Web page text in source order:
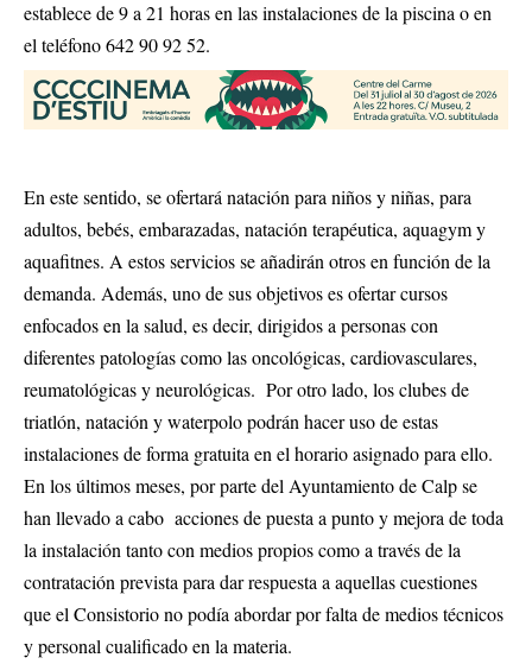
establece de 9 a 21 horas en las instalaciones de la piscina o en
el teléfono 642 90 92 52.
En este sentido, se ofertará natación para niños y niñas, para
adultos, bebés, embarazadas, natación terapéutica, aquagym y
aquafitnes. A estos servicios se añadirán otros en función de la
demanda. Además, uno de sus objetivos es ofertar cursos
enfocados en la salud, es decir, dirigidos a personas con
diferentes patologías como las oncológicas, cardiovasculares,
reumatológicas y neurológicas. Por otro lado, los clubes de
triatlón, natación y waterpolo podrán hacer uso de estas
instalaciones de forma gratuita en el horario asignado para ello.
En los últimos meses, por parte del Ayuntamiento de Calp se
han llevado a cabo acciones de puesta a punto y mejora de toda
la instalación tanto con medios propios como a través de la
contratación prevista para dar respuesta a aquellas cuestiones
que el Consistorio no podía abordar por falta de medios técnicos
y personal cualificado en la materia.